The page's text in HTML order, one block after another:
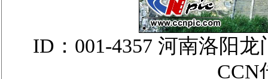
ID：001-4357 河南洛阳
CCN